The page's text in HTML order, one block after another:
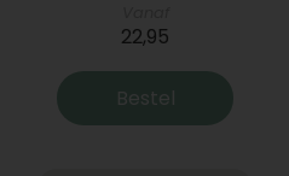
22,95
Bestel